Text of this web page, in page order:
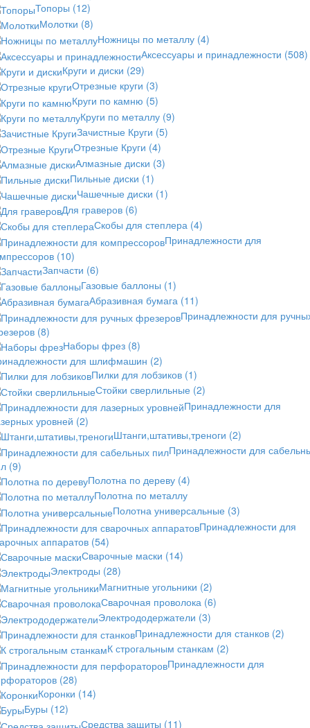
Топоры (12)
Молотки (8)
Ножницы по металлу (4)
Аксессуары и принадлежности (508)
Круги и диски (29)
Отрезные круги (3)
Круги по камню (5)
Круги по металлу (9)
Зачистные Круги (5)
Отрезные Круги (4)
Алмазные диски (3)
Пильные диски (1)
Чашечные диски (1)
Для граверов (6)
Скобы для степлера (4)
Принадлежности для
(10)
Запчасти (6)
Газовые баллоны (1)
Абразивная бумага (11)
Принадлежности для
(8)
Наборы фрез (8)
для шлифмашин (2)
Пилки для лобзиков (1)
Стойки сверлильные (2)
Принадлежности для
уровней (2)
Штанги,штативы,треноги (2)
Принадлежности для
(9)
Полотна по дереву (4)
Полотна по металлу
Полотна универсальные (3)
Принадлежности для
аппаратов (54)
Сварочные маски (14)
Электроды (28)
Магнитные угольники (2)
Сварочная проволока (6)
Электрододержатели (3)
Принадлежности для станков (2)
К строгальным станкам (2)
Принадлежности для
(28)
Коронки (14)
Буры (12)
Средства защиты (11)